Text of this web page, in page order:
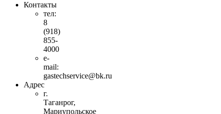
Контакты
тел:
8
(918)
855-
4000
e-
mail:
gastechservice@bk.ru
Адрес
г.
Таганрог,
Мариупольское